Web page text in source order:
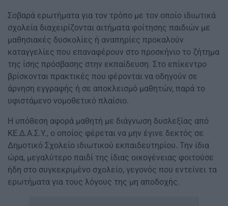
Σοβαρά ερωτήματα για τον τρόπο με τον οποίο ιδιωτικά
σχολεία διαχειρίζονται αιτήματα φοίτησης παιδιών με
μαθησιακές δυσκολίες ή αναπηρίες προκαλούν
καταγγελίες που επαναφέρουν στο προσκήνιο το ζήτημα
της ίσης πρόσβασης στην εκπαίδευση. Στο επίκεντρο
βρίσκονται πρακτικές που φέρονται να οδηγούν σε
άρνηση εγγραφής ή σε αποκλεισμό μαθητών, παρά το
υφιστάμενο νομοθετικό πλαίσιο.
Η υπόθεση αφορά μαθητή με διάγνωση δυσλεξίας από
ΚΕ.Δ.Α.Σ.Υ., ο οποίος φέρεται να μην έγινε δεκτός σε
Δημοτικό Σχολείο ιδιωτικού εκπαιδευτηρίου. Την ίδια
ώρα, μεγαλύτερο παιδί της ίδιας οικογένειας φοιτούσε
ήδη στο συγκεκριμένο σχολείο, γεγονός που εντείνει τα
ερωτήματα για τους λόγους της μη αποδοχής.